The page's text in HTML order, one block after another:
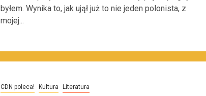
byłem. Wynika to, jak ujął już to nie jeden polonista, z
mojej...
CDN poleca! Kultura Literatura